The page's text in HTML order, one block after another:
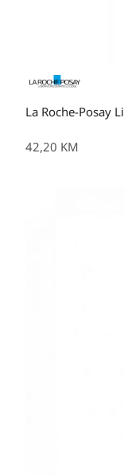
La Roche-Posay
42,20 KM